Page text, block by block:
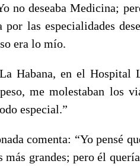
no deseaba Medicina;
las especialidades
era lo mío.
Habana, en el Hospital
me molestaban los
especial.”
comenta: “Yo pensé
grandes; pero él